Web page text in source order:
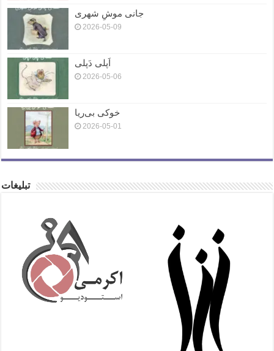
جانی موشِ شهری
2026-05-09
اَپلی دَپلی
2026-05-06
خوکی بی‌ریا
2026-05-01
تبلیغات